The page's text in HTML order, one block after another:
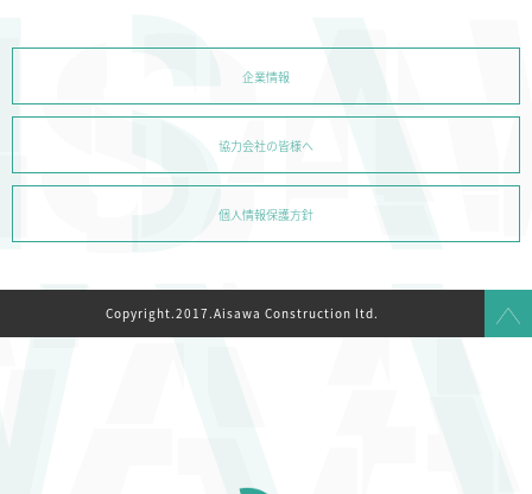
企業情報
協力会社の皆様へ
個人情報保護方針
Copyright.2017.Aisawa Construction ltd.